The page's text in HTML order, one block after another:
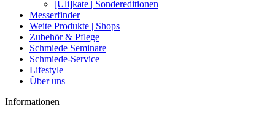
[Uli]kate | Sondereditionen
Messerfinder
Weite Produkte | Shops
Zubehör & Pflege
Schmiede Seminare
Schmiede-Service
Lifestyle
Über uns
Informationen